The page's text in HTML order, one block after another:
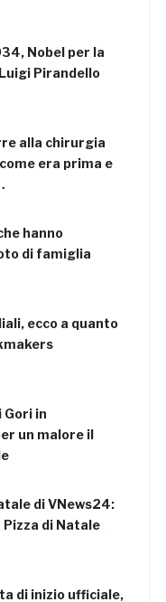
Nobel per la
Pirandello
alla chirurgia
era prima e
hanno
di famiglia
ecco a quanto
in
un malore il
di VNews24:
Pizza di Natale
di inizio ufficiale,